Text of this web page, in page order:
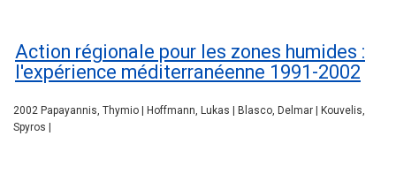
Action régionale pour les zones humides :
l'expérience méditerranéenne 1991-2002
2002 Papayannis, Thymio | Hoffmann, Lukas | Blasco, Delmar | Kouvelis,
Spyros |